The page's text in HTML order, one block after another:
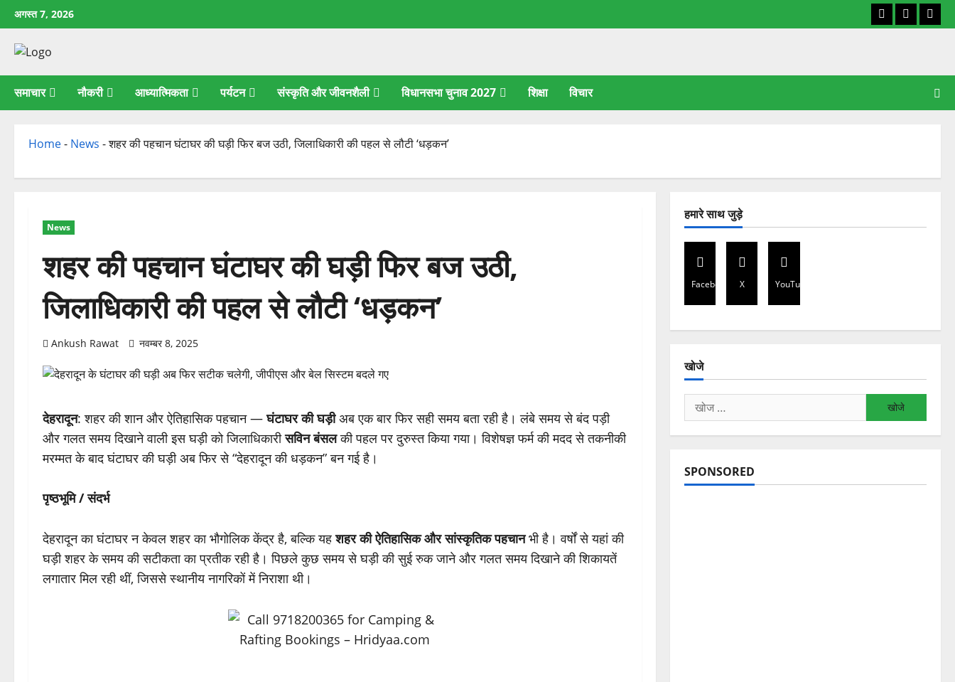
छोड़कर
सामग्री
अगस्त 7, 2026 Facebook
X
समाचार नौकरी आध्यात्मिकता पर्यटन संस्कृति और जीवनशैली विधानसभा चुनाव 2027 शिक्षा विचार
Home- News -शहर की पहचान घंटाघर की घड़ी फिर बज उठी, जिलाधिकारी की पहल से लौटी ‘धड़कन’
News
शहर की पहचान घंटाघर की घड़ी फिर बज उठी,
जिलाधिकारी की पहल से लौटी ‘धड़कन’
Ankush Rawat नवम्बर 8, 2025
देहरादून: शहर की शान और ऐतिहासिक पहचान —घंटाघर की घड़ीअब एक बार फिर सही समय बता रही है। लंबे समय से बंद पड़ी
और गलत समय दिखाने वाली इस घड़ी को जिलाधिकारीसविन बंसलकी पहल पर दुरुस्त किया गया। विशेषज्ञ फर्म की मदद से तकनीकी
मरम्मत के बाद घंटाघर की घड़ी अब फिर से “देहरादून की धड़कन” बन गई है।
पृष्ठभूमि / संदर्भ
देहरादून का घंटाघर न केवल शहर का भौगोलिक केंद्र है, बल्कि यहशहर की ऐतिहासिक और सांस्कृतिक पहचानभी है। वर्षों से यहां की
घड़ी शहर के समय की सटीकता का प्रतीक रही है। पिछले कुछ समय से घड़ी की सुई रुक जाने और गलत समय दिखाने की शिकायतें
लगातार मिल रही थीं, जिससे स्थानीय नागरिकों में निराशा थी।
हमारे साथ जुड़े
Facebook X YouTube
खोजे
निम्न
को
खोजें:
SPONSORED